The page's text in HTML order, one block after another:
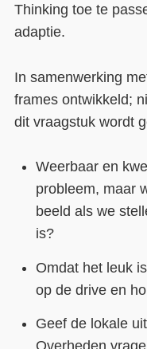
Thinking toe te
adaptie.
In samenwerking
frames ontwikkeld;
dit vraagstuk wordt
Weerbaar en
probleem, maar
beeld als we
is?
Omdat het leuk
op de drive en
Geef de lokale